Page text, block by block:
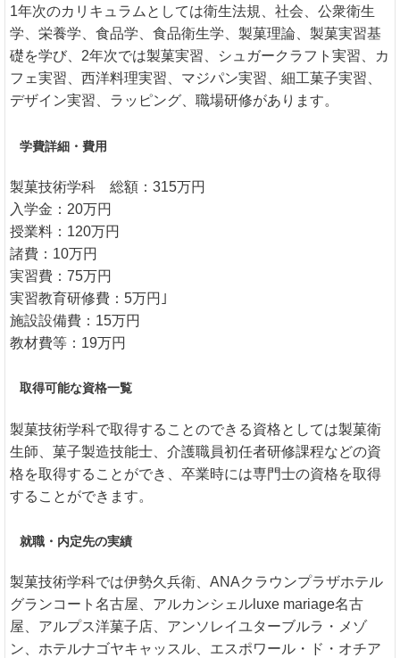
1年次のカリキュラムとしては衛生法規、社会、公衆衛生
学、栄養学、食品学、食品衛生学、製菓理論、製菓実習基
礎を学び、2年次では製菓実習、シュガークラフト実習、カ
フェ実習、西洋料理実習、マジパン実習、細工菓子実習、
デザイン実習、ラッピング、職場研修があります。
学費詳細・費用
製菓技術学科 総額：315万円
入学金：20万円
授業料：120万円
諸費：10万円
実習費：75万円
実習教育研修費：5万円｣
施設設備費：15万円
教材費等：19万円
取得可能な資格一覧
製菓技術学科で取得することのできる資格としては製菓衛
生師、菓子製造技能士、介護職員初任者研修課程などの資
格を取得することができ、卒業時には専門士の資格を取得
することができます。
就職・内定先の実績
製菓技術学科では伊勢久兵衛、ANAクラウンプラザホテル
グランコート名古屋、アルカンシェルluxe mariage名古
屋、アルプス洋菓子店、アンソレイユターブルラ・メゾ
ン、ホテルナゴヤキャッスル、エスポワール・ド・オチア